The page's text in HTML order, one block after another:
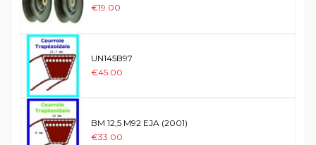
€19.00
UN145B97
€45.00
BM 12,5 M92 EJA (2001)
€33.00